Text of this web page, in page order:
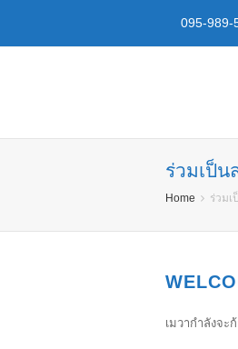
095-989-
ร่วมเป็น
Home ร่วม
เมวากำลังจะ